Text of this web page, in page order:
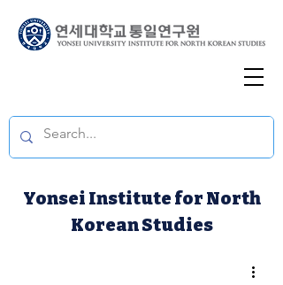
Yonsei Institute for North
Korean Studies